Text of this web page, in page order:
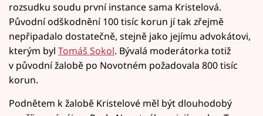
rozsudku soudu první instance sama Kristelová.
Původní odškodnění 100 tisíc korun jí tak zřejmě
nepřipadalo dostatečně, stejně jako jejímu advokátovi,
kterým byl Tomáš Sokol. Bývalá moderátorka totiž
v původní žalobě po Novotném požadovala 800 tisíc
korun.
Podnětem k žalobě Kristelové měl být dlouhodobý